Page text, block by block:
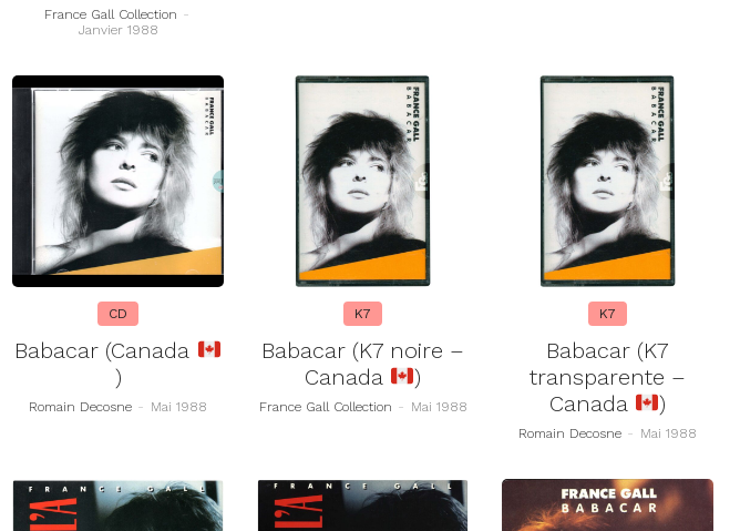
France Gall Collection -
Janvier 1988
CD
Babacar (Canada
)
Romain Decosne - Mai 1988
K7
Babacar (K7 noire –
Canada
)
France Gall Collection - Mai 1988
K7
Babacar (K7
transparente –
Canada
)
Romain Decosne - Mai 1988